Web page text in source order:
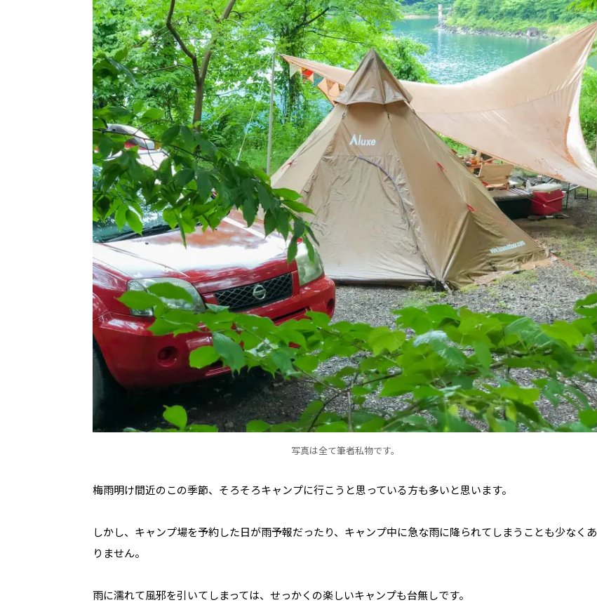
写真は全て筆者私物です。
梅雨明け間近のこの季節、そろそろキャンプに行こうと思っている方も多いと思います。
しかし、キャンプ場を予約した日が雨予報だったり、キャンプ中に急な雨に降られてしまうことも少なくあ
りません。
雨に濡れて風邪を引いてしまっては、せっかくの楽しいキャンプも台無しです。